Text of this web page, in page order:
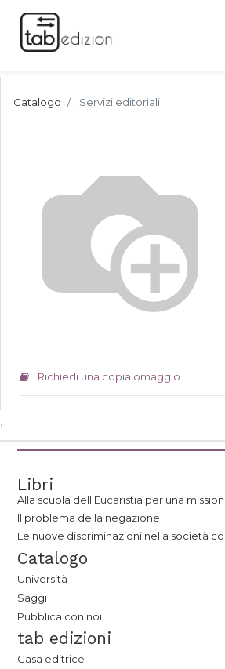
Catalogo Servizi editoriali
Richiedi una copia omaggio
Libri
Alla scuola dell'Eucaristia per una
Il problema della negazione
Le nuove discriminazioni nella società
Catalogo
Università
Saggi
Pubblica con noi
tab edizioni
Casa editrice